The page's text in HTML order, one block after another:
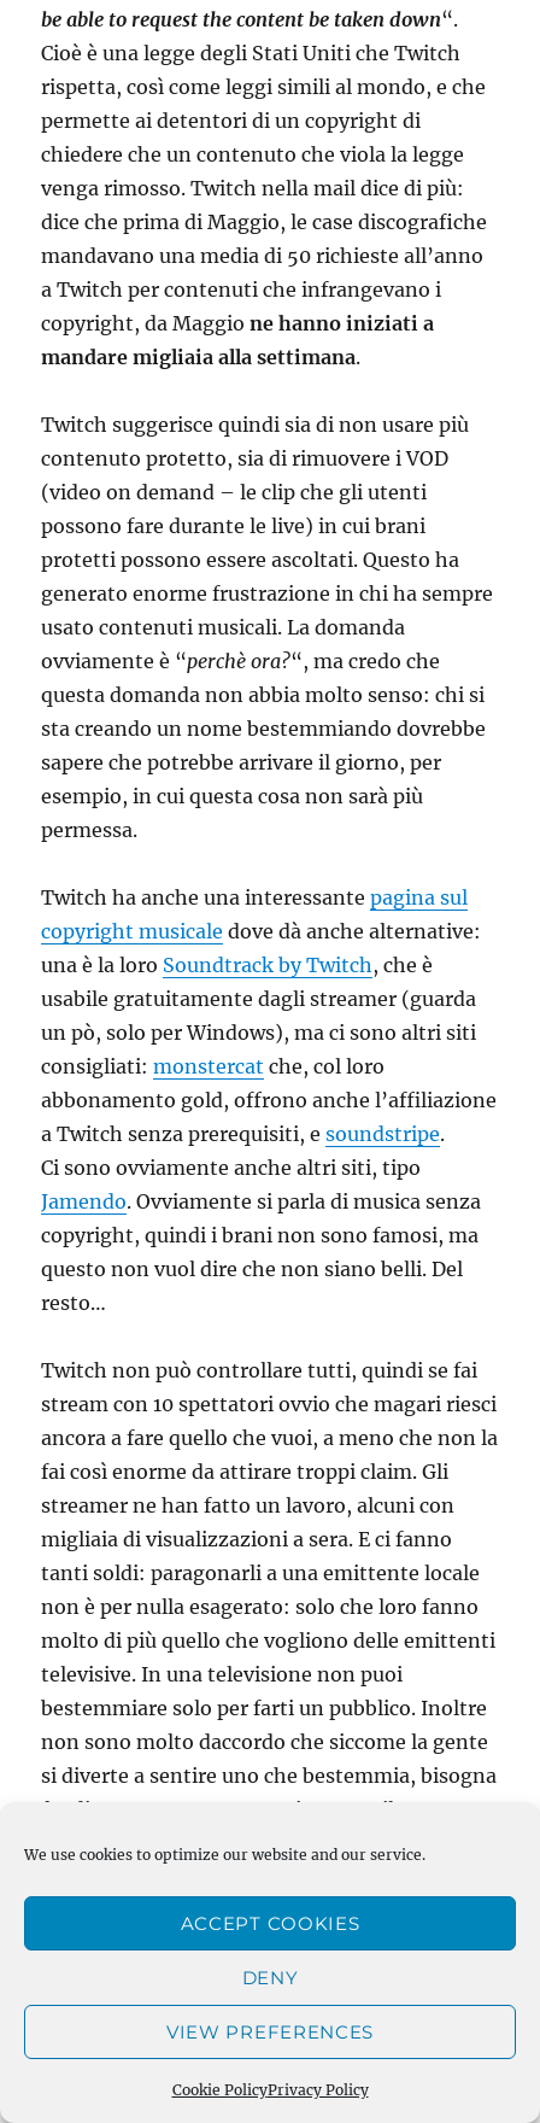
We use cookies to optimize our website and our service.
ACCEPT COOKIES
DENY
VIEW PREFERENCES
Cookie PolicyPrivacy Policy
be able to request the content be taken down“.
Cioè è una legge degli Stati Uniti che Twitch
rispetta, così come leggi simili al mondo, e che
permette ai detentori di un copyright di
chiedere che un contenuto che viola la legge
venga rimosso. Twitch nella mail dice di più:
dice che prima di Maggio, le case discografiche
mandavano una media di 50 richieste all’anno
a Twitch per contenuti che infrangevano i
copyright, da Maggione hanno iniziati a
mandare migliaia alla settimana.
Twitch suggerisce quindi sia di non usare più
contenuto protetto, sia di rimuovere i VOD
(video on demand – le clip che gli utenti
possono fare durante le live) in cui brani
protetti possono essere ascoltati. Questo ha
generato enorme frustrazione in chi ha sempre
usato contenuti musicali. La domanda
ovviamente è “perchè ora?“, ma credo che
questa domanda non abbia molto senso: chi si
sta creando un nome bestemmiando dovrebbe
sapere che potrebbe arrivare il giorno, per
esempio, in cui questa cosa non sarà più
permessa.
Twitch ha anche una interessantepagina sul
copyright musicale dove dà anche alternative:
una è la loro Soundtrack by Twitch, che è
usabile gratuitamente dagli streamer (guarda
un pò, solo per Windows), ma ci sono altri siti
consigliati:monstercat che, col loro
abbonamento gold, offrono anche l’affiliazione
a Twitch senza prerequisiti, esoundstripe.
Ci sono ovviamente anche altri siti, tipo
Jamendo. Ovviamente si parla di musica senza
copyright, quindi i brani non sono famosi, ma
questo non vuol dire che non siano belli. Del
resto…
Twitch non può controllare tutti, quindi se fai
stream con 10 spettatori ovvio che magari riesci
ancora a fare quello che vuoi, a meno che non la
fai così enorme da attirare troppi claim. Gli
streamer ne han fatto un lavoro, alcuni con
migliaia di visualizzazioni a sera. E ci fanno
tanti soldi: paragonarli a una emittente locale
non è per nulla esagerato: solo che loro fanno
molto di più quello che vogliono delle emittenti
televisive. In una televisione non puoi
bestemmiare solo per farti un pubblico. Inoltre
non sono molto daccordo che siccome la gente
si diverte a sentire uno che bestemmia, bisogna
far diventare una community come il Bronx:
anche su Twitch c’è gente seria che fa
Insomma, questo è quanto. Lunga vita
all’INTRATTENIMENTO!!!